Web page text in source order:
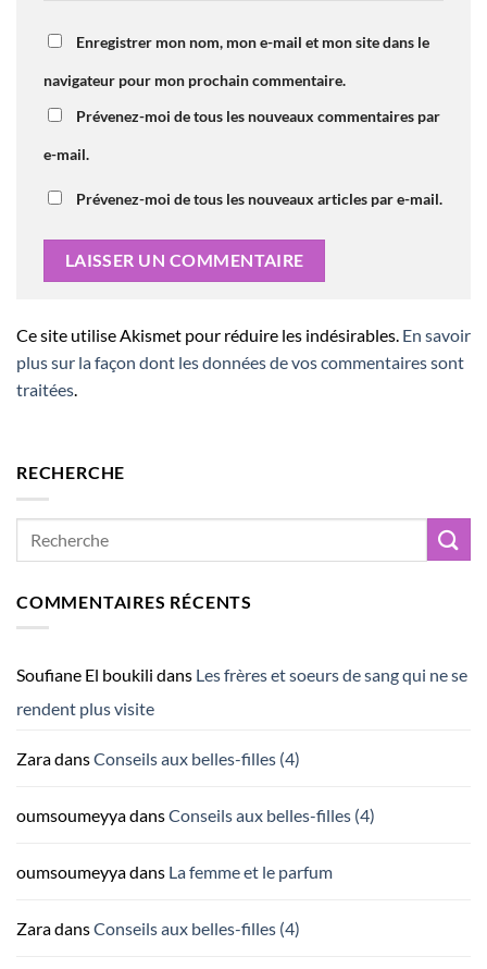
Enregistrer mon nom, mon e-mail et mon site dans le
navigateur pour mon prochain commentaire.
Prévenez-moi de tous les nouveaux commentaires par
e-mail.
Prévenez-moi de tous les nouveaux articles par e-mail.
Ce site utilise Akismet pour réduire les indésirables. En savoir
plus sur la façon dont les données de vos commentaires sont
traitées.
RECHERCHE
COMMENTAIRES RÉCENTS
Soufiane El boukili dans Les frères et soeurs de sang qui ne se
rendent plus visite
ZaradansConseils aux belles-filles (4)
oumsoumeyyadansConseils aux belles-filles (4)
oumsoumeyyadans La femme et le parfum
ZaradansConseils aux belles-filles (4)